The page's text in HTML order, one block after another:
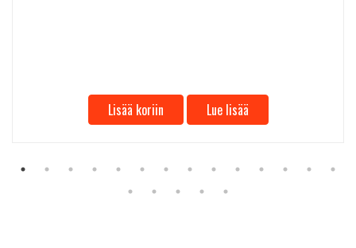
Lisää koriin Lue lisää